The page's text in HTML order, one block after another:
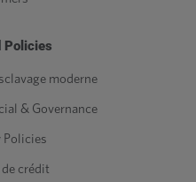
Policies
moderne
& Governance
Policies
crédit